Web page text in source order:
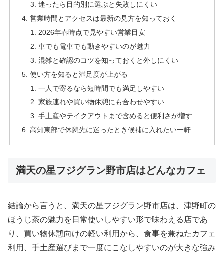
迷ったら目的別に選ぶと失敗しにくい
営業時間とアクセスは最新の見方を知っておく
2026年春時点で見やすい営業目安
車でも電車でも動きやすいのが魅力
混雑と確認のコツを知っておくと外しにくい
使い方を知ると満足度が上がる
一人で寄るなら短時間でも満足しやすい
家族連れや買い物休憩にも合わせやすい
手土産やテイクアウトまで含めると便利さが増す
高知東部で休憩先に迷ったとき候補に入れたい一軒
満天の星フジグラン野市店はどんなカフェ
結論から言うと、満天の星フジグラン野市店は、津野町の
ほうじ茶の魅力を日常使いしやすい形で味わえる店であ
り、買い物休憩向けの軽い利用から、食事を兼ねたカフェ
利用、手土産選びまで一度にこなしやすいのが大きな強み